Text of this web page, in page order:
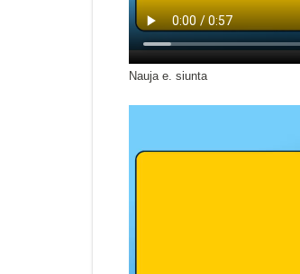
Nauja e. siunta